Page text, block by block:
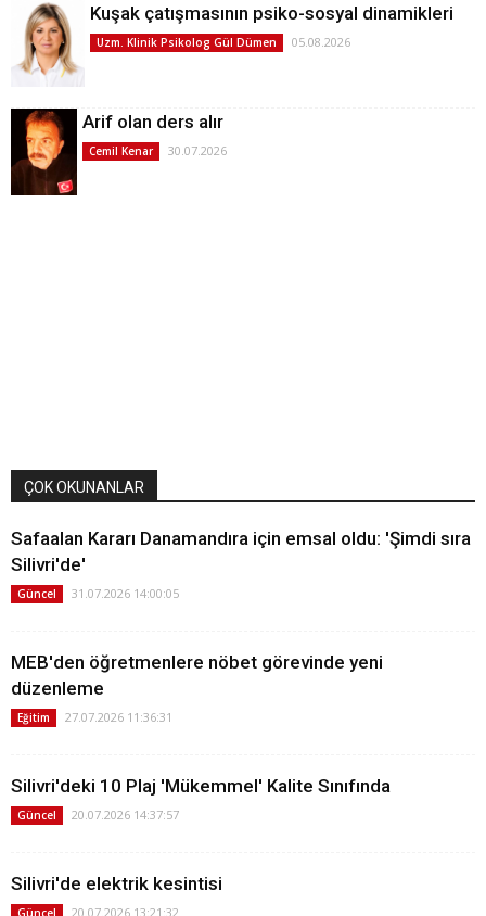
Kuşak çatışmasının psiko-sosyal dinamikleri
Uzm. Klinik Psikolog Gül Dümen 05.08.2026
Arif olan ders alır
Cemil Kenar 30.07.2026
ÇOK OKUNANLAR
Safaalan Kararı Danamandıra için emsal oldu: 'Şimdi sıra
Silivri'de'
Güncel 31.07.2026 14:00:05
MEB'den öğretmenlere nöbet görevinde yeni
düzenleme
Eğitim 27.07.2026 11:36:31
Silivri'deki 10 Plaj 'Mükemmel' Kalite Sınıfında
Güncel 20.07.2026 14:37:57
Silivri'de elektrik kesintisi
Güncel 20.07.2026 13:21:32